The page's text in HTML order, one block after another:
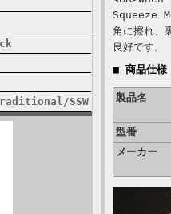
SSW
Squeeze
角に擦れ、
良好です。
■ 商品仕様
製品名
型番
メーカー